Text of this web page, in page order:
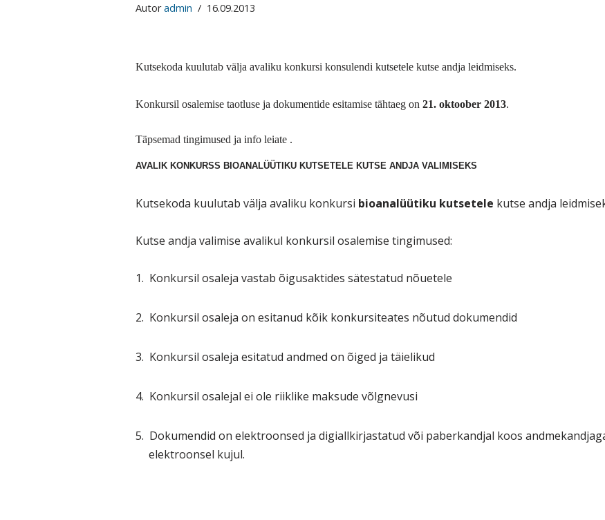
Autoradmin 16.09.2013
Kutsekoda kuulutab välja avaliku konkursi konsulendi kutsetele kutse andja leidmiseks.
Konkursil osalemise taotluse ja dokumentide esitamise tähtaeg on 21. oktoober 2013.
Täpsemad tingimused ja info leiate .
AVALIK KONKURSS BIOANALÜÜTIKU KUTSETELE KUTSE ANDJA VALIMISEKS
Kutsekoda kuulutab välja avaliku konkursi bioanalüütiku kutsetele kutse andja
Kutse andja valimise avalikul konkursil osalemise tingimused:
1. Konkursil osaleja vastab õigusaktides sätestatud nõuetele
2. Konkursil osaleja on esitanud kõik konkursiteates nõutud dokumendid
3. Konkursil osaleja esitatud andmed on õiged ja täielikud
4. Konkursil osalejal ei ole riiklike maksude võlgnevusi
5. Dokumendid on elektroonsed ja digiallkirjastatud või paberkandjal koos
elektroonsel kujul.